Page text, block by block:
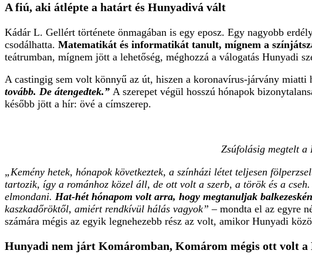
A fiú, aki átlépte a határt és Hunyadivá vált
Kádár L. Gellért története önmagában is egy eposz. Egy nagyobb
csodálhatta. Matematikát és informatikát tanult, mígnem a
teátrumban, mígnem jött a lehetőség, méghozzá a válogatás Hunyadi
A castingig sem volt könnyű az út, hiszen a koronavírus-járvány miatti
tovább. De átengedtek.” A szerepet végül hosszú hónapok
később jött a hír: övé a címszerep.
Zsúfolásig megtelt a
„Kemény hetek, hónapok következtek, a színházi létet teljesen
tartozik, így a románhoz közel áll, de ott volt a szerb, a török és a
elmondani. Hat-hét hónapom volt arra, hogy megtanuljak
kaszkadőröktől, amiért rendkívül hálás vagyok” – mondta el az egyre
számára mégis az egyik legnehezebb rész az volt, amikor Hunyadi
Hunyadi nem járt Komáromban, Komárom mégis ott volt a